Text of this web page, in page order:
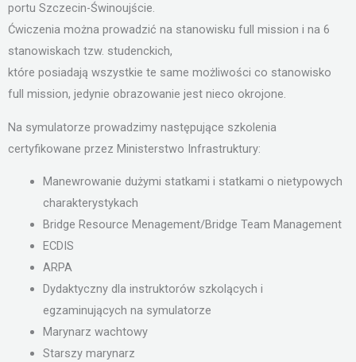
portu Szczecin-Świnoujście.
Ćwiczenia można prowadzić na stanowisku full mission i na 6
stanowiskach tzw. studenckich,
które posiadają wszystkie te same możliwości co stanowisko
full mission, jedynie obrazowanie jest nieco okrojone.
Na symulatorze prowadzimy następujące szkolenia
certyfikowane przez Ministerstwo Infrastruktury:
Manewrowanie dużymi statkami i statkami o nietypowych
charakterystykach
Bridge Resource Menagement/Bridge Team Management
ECDIS
ARPA
Dydaktyczny dla instruktorów szkolących i
egzaminujących na symulatorze
Marynarz wachtowy
Starszy marynarz